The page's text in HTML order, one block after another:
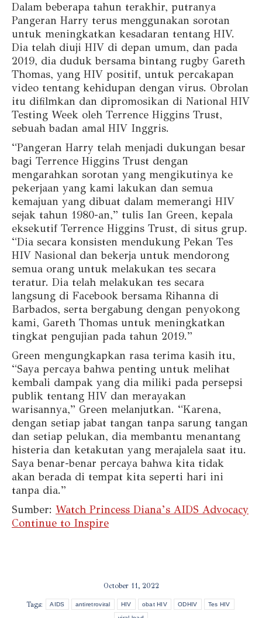
Dalam beberapa tahun terakhir, putranya
Pangeran Harry terus menggunakan sorotan
untuk meningkatkan kesadaran tentang HIV.
Dia telah diuji HIV di depan umum, dan pada
2019, dia duduk bersama bintang rugby Gareth
Thomas, yang HIV positif, untuk percakapan
video tentang kehidupan dengan virus. Obrolan
itu difilmkan dan dipromosikan di National HIV
Testing Week oleh Terrence Higgins Trust,
sebuah badan amal HIV Inggris.
“Pangeran Harry telah menjadi dukungan besar
bagi Terrence Higgins Trust dengan
mengarahkan sorotan yang mengikutinya ke
pekerjaan yang kami lakukan dan semua
kemajuan yang dibuat dalam memerangi HIV
sejak tahun 1980-an,” tulis Ian Green, kepala
eksekutif Terrence Higgins Trust, di situs grup.
“Dia secara konsisten mendukung Pekan Tes
HIV Nasional dan bekerja untuk mendorong
semua orang untuk melakukan tes secara
teratur. Dia telah melakukan tes secara
langsung di Facebook bersama Rihanna di
Barbados, serta bergabung dengan penyokong
kami, Gareth Thomas untuk meningkatkan
tingkat pengujian pada tahun 2019.”
Green mengungkapkan rasa terima kasih itu,
“Saya percaya bahwa penting untuk melihat
kembali dampak yang dia miliki pada persepsi
publik tentang HIV dan merayakan
warisannya,” Green melanjutkan. “Karena,
dengan setiap jabat tangan tanpa sarung tangan
dan setiap pelukan, dia membantu menantang
histeria dan ketakutan yang merajalela saat itu.
Saya benar-benar percaya bahwa kita tidak
akan berada di tempat kita seperti hari ini
tanpa dia.”
Sumber: Watch Princess Diana’s AIDS Advocacy
Continue to Inspire
October 11, 2022
Tags: AIDS antiretroviral HIV obat HIV ODHIV Tes HIV